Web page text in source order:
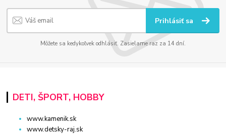
Prihlásiť sa
Môžete sa kedykoľvek odhlásiť. Zasielame raz za 14 dní.
DETI, ŠPORT, HOBBY
www.kamenik.sk
www.detsky-raj.sk